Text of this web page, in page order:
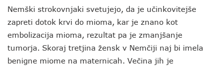
Nemški strokovnjaki svetujejo, da je učinkovitejše
zapreti dotok krvi do mioma, kar je znano kot
embolizacija mioma, rezultat pa je zmanjšanje
tumorja. Skoraj tretjina žensk v Nemčiji naj bi imela
benigne miome na maternicah. Večina jih je